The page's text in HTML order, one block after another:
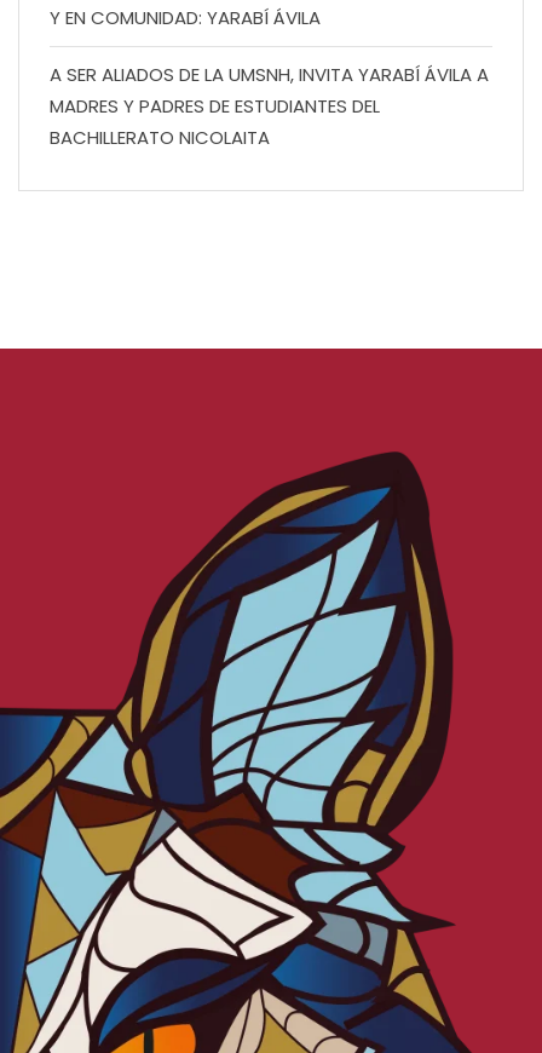
Y EN COMUNIDAD: YARABÍ ÁVILA
A SER ALIADOS DE LA UMSNH, INVITA YARABÍ ÁVILA A
MADRES Y PADRES DE ESTUDIANTES DEL
BACHILLERATO NICOLAITA